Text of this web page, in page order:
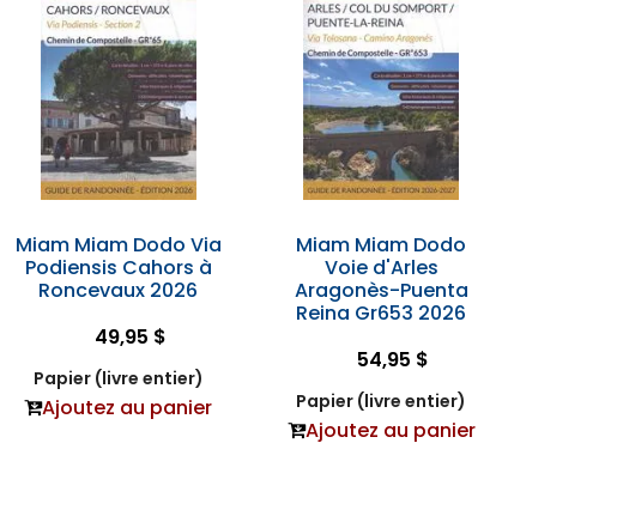
Miam Miam Dodo Via
Podiensis Cahors à
Roncevaux 2026
49,95 $
Papier (livre entier)
Ajoutez au panier
Miam Miam Dodo
Voie d'Arles
Aragonès-Puenta
Reina Gr653 2026
54,95 $
Papier (livre entier)
Ajoutez au panier